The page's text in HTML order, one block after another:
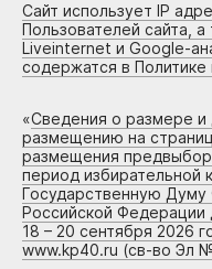
Сайт использует IP
Пользователей сайта,
Liveinternet и Google-
содержатся в
«Сведения о размере и
размещению на
размещения
период избирательной
Государственную
Российской Федерации
18 – 20 сентября 2026
www.kp40.ru (св-во Эл